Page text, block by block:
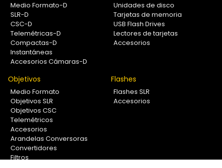
Medio Formato-D
SLR-D
CSC-D
Telemétricas-D
Compactas-D
Instantáneas
Accesorios Cámaras-D
Unidades de disco
Tarjetas de memoria
USB Flash Drives
Lectores de tarjetas
Accesorios
Objetivos
Medio Formato
Objetivos SLR
Objetivos CSC
Telemétricos
Accesorios
Arandelas Conversoras
Convertidores
Filtros
Flashes
Flashes SLR
Accesorios